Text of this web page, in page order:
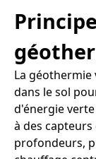
La
dans le sol
d'énergie
à des
profondeurs,